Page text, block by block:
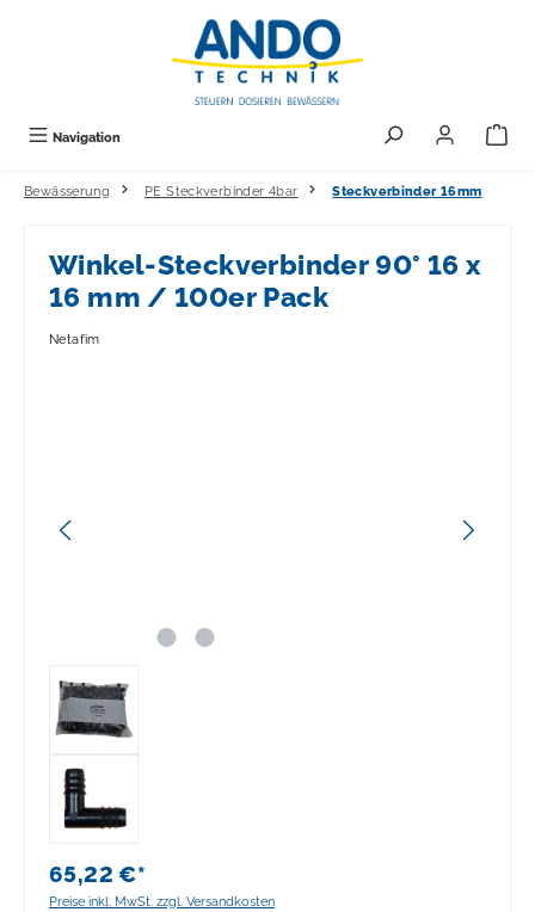
Navigation
Bewässerung PE Steckverbinder 4bar Steckverbinder 16mm
Winkel-Steckverbinder 90° 16 x
16 mm / 100er Pack
Netafim
65,22 €*
Preise inkl. MwSt. zzgl. Versandkosten